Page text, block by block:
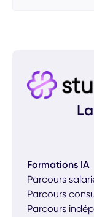
Formations IA
Parcours
Parcours
Parcours